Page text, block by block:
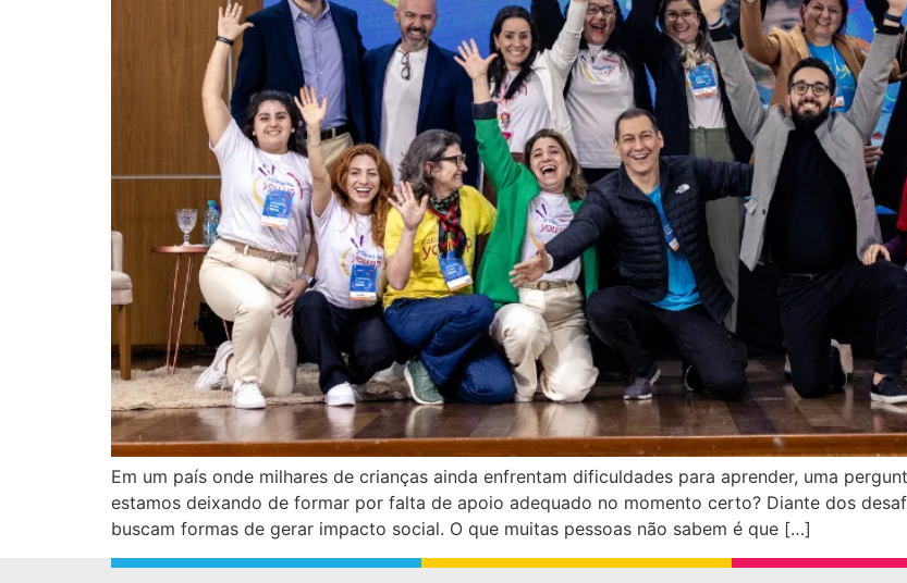
Em um país onde milhares de crianças ainda enfrentam dificuldades para aprender, uma
estamos deixando de formar por falta de apoio adequado no momento certo? Diante dos
buscam formas de gerar impacto social. O que muitas pessoas não sabem é que […]